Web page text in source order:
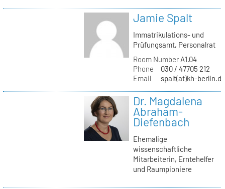
Jamie Spalt
Immatrikulations- und
Prüfungsamt, Personalrat
Room NumberA1.04
Phone
030 / 47705 212
Email
spalt(at)kh-
Dr. Magdalena
Abraham-
Diefenbach
Ehemalige
wissenschaftliche
Mitarbeiterin, Erntehelfer
und Raumpioniere